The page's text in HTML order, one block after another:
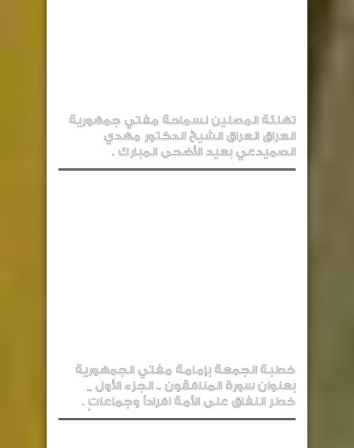
تهنئة المصلين لسماحة مفتي جمهورية
العراق العراق الشيخ الدكتور مهدي
الصميدعي بعيد الأضحى المبارك .
خطبة الجمعة بإمامة مفتي الجمهورية
بعنوان سورة المنافقون .. الجزء الأول _
خطر النفاق على الأمة افراداً وجماعاتٍ .